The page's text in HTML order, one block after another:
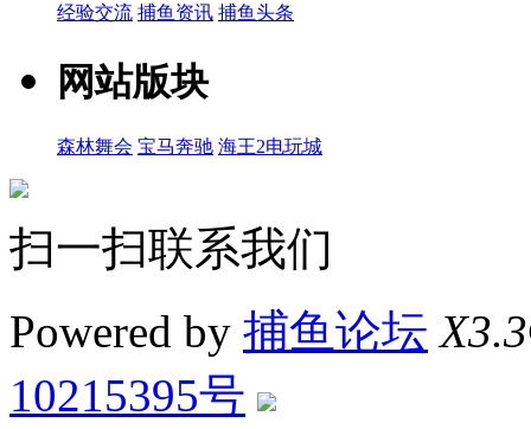
经验交流 捕鱼资讯 捕鱼头条
网站版块
森林舞会 宝马奔驰 海王2电玩城
扫一扫联系我们
Powered by 捕鱼论坛 X3.3
10215395号